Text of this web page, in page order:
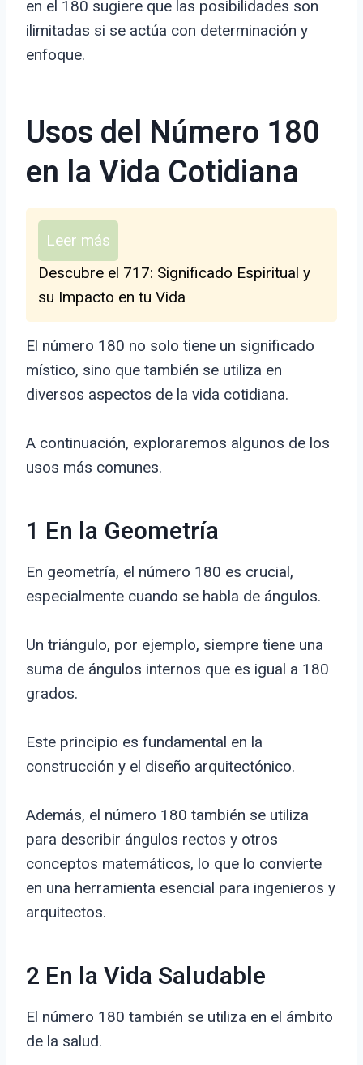
en el 180 sugiere que las posibilidades son
ilimitadas si se actúa con determinación y
enfoque.
Usos del Número 180
en la Vida Cotidiana
Leer más
Descubre el 717: Significado Espiritual y
su Impacto en tu Vida
El número 180 no solo tiene un significado
místico, sino que también se utiliza en
diversos aspectos de la vida cotidiana.
A continuación, exploraremos algunos de los
usos más comunes.
1 En la Geometría
En geometría, el número 180 es crucial,
especialmente cuando se habla de ángulos.
Un triángulo, por ejemplo, siempre tiene una
suma de ángulos internos que es igual a 180
grados.
Este principio es fundamental en la
construcción y el diseño arquitectónico.
Además, el número 180 también se utiliza
para describir ángulos rectos y otros
conceptos matemáticos, lo que lo convierte
en una herramienta esencial para ingenieros y
arquitectos.
2 En la Vida Saludable
El número 180 también se utiliza en el ámbito
de la salud.